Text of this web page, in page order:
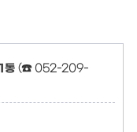
동(☎ 052-209-